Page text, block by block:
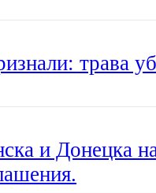
трава
и Донецка